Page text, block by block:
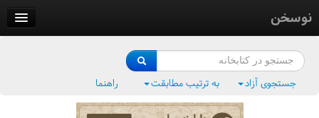
نوسخن
فرهنگ واژگان
جستجوی آزاد به ترتیب مطابقت راهنما